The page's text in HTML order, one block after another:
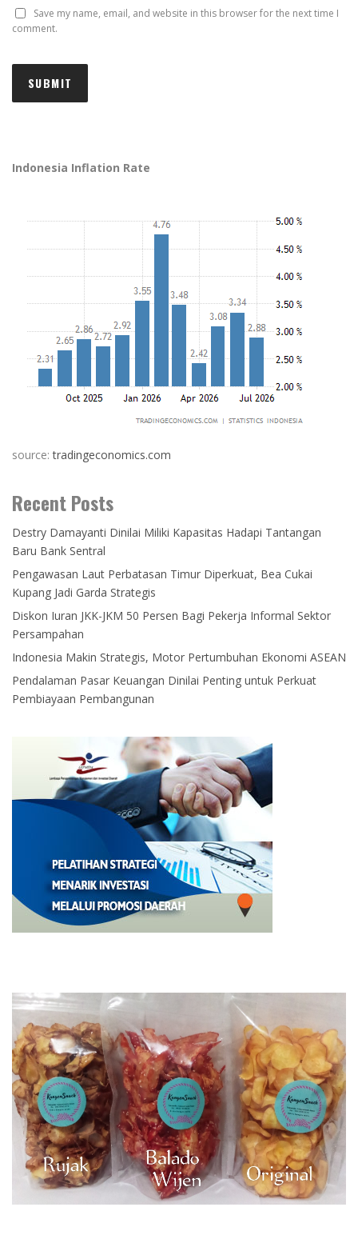
Save my name, email, and website in this browser for the next time I
comment.
Indonesia Inflation Rate
source:tradingeconomics.com
Recent Posts
Destry Damayanti Dinilai Miliki Kapasitas Hadapi Tantangan
Baru Bank Sentral
Pengawasan Laut Perbatasan Timur Diperkuat, Bea Cukai
Kupang Jadi Garda Strategis
Diskon Iuran JKK-JKM 50 Persen Bagi Pekerja Informal Sektor
Persampahan
Indonesia Makin Strategis, Motor Pertumbuhan Ekonomi ASEAN
Pendalaman Pasar Keuangan Dinilai Penting untuk Perkuat
Pembiayaan Pembangunan